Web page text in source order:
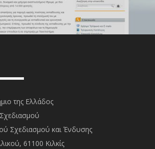
της Ελλάδος
Σχεδιασμού και Ένδυσης
61100 Κιλκίς